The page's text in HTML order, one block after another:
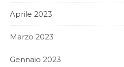
Aprile 2023
Marzo 2023
Gennaio 2023